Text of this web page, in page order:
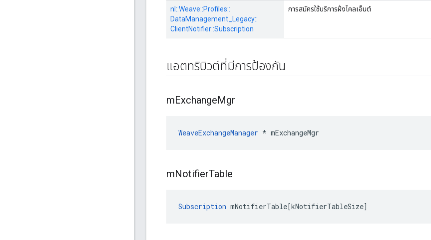
nl::Weave::Profiles::
DataManagement_Legacy::
ClientNotifier::Subscription
การสมัครใช้บริการฝั่งไคลเอ็นต์
แอตทริบิวต์ที่มีการป้องกัน
mExchangeMgr
WeaveExchangeManager * mExchangeMgr
mNotifierTable
Subscription mNotifierTable[kNotifierTableSize]